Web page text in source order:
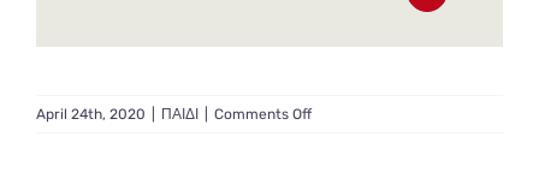
April 24th, 2020 ΠΑΙΔΙ Comments Offon